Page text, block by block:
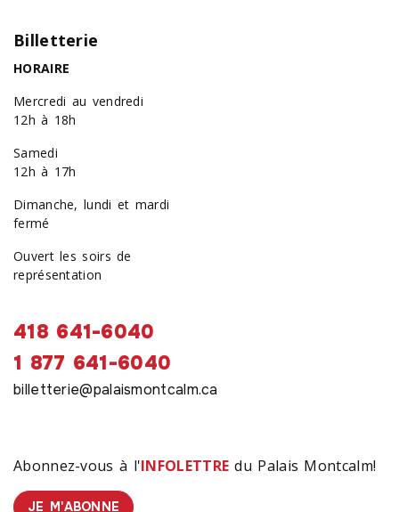
Abonnez-vous à l'INFOLETTRE du Palais Montcalm!
JE M'ABONNE
Billetterie
HORAIRE
Mercredi au vendredi
12h à 18h
Samedi
12h à 17h
Dimanche, lundi et mardi
fermé
Ouvert les soirs de
représentation
418 641-6040
1 877 641-6040
billetterie@palaismontcalm.ca